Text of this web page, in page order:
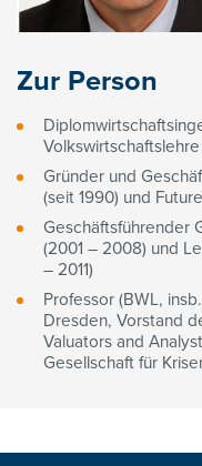
Zur Person
Gründer und
(seit 1990) und
Geschäftsführender
(2001 – 2008) und
– 2011)
Professor (BWL,
Dresden, Vorstand
Valuators and
Gesellschaft für